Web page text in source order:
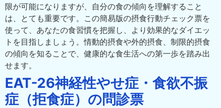
限が可能になりますが、自分の食の傾向を理解すること
は、とても重要です。この簡易版の摂食行動チェック票を
使って、あなたの食習慣を把握し、より効果的なダイエッ
トを目指しましょう。情動的摂食や外的摂食、制限的摂食
の傾向を知ることで、健康的な食生活への第一歩を踏み出
せます。
EAT-26神経性やせ症・食欲不振
症（拒食症）の問診票